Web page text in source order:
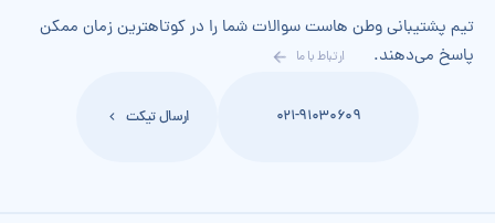
تیم پشتیبانی وطن هاست سوالات شما را در کوتاهترین زمان ممکن
پاسخ می‌دهند.
ارتباط با ما
021-91030609 ارسال تیکت